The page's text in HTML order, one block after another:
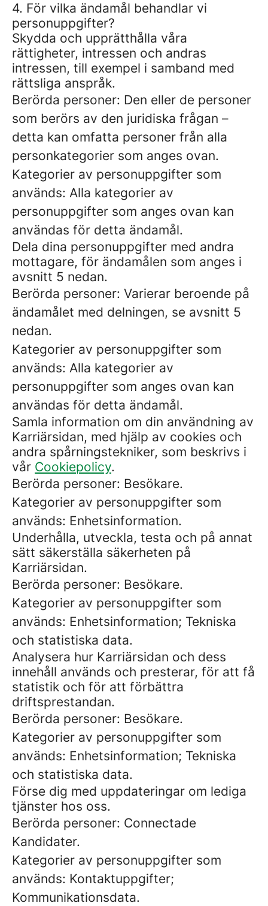
4. För vilka ändamål behandlar vi
personuppgifter?
Skydda och upprätthålla våra
rättigheter, intressen och andras
intressen, till exempel i samband med
rättsliga anspråk.
Berörda personer: Den eller de personer
som berörs av den juridiska frågan –
detta kan omfatta personer från alla
personkategorier som anges ovan.
Kategorier av personuppgifter som
används: Alla kategorier av
personuppgifter som anges ovan kan
användas för detta ändamål.
Dela dina personuppgifter med andra
mottagare, för ändamålen som anges i
avsnitt 5 nedan.
Berörda personer: Varierar beroende på
ändamålet med delningen, se avsnitt 5
nedan.
Kategorier av personuppgifter som
används: Alla kategorier av
personuppgifter som anges ovan kan
användas för detta ändamål.
Samla information om din användning av
Karriärsidan, med hjälp av cookies och
andra spårningstekniker, som beskrivs i
vår Cookiepolicy.
Berörda personer: Besökare.
Kategorier av personuppgifter som
används: Enhetsinformation.
Underhålla, utveckla, testa och på annat
sätt säkerställa säkerheten på
Karriärsidan.
Berörda personer: Besökare.
Kategorier av personuppgifter som
används: Enhetsinformation; Tekniska
och statistiska data.
Analysera hur Karriärsidan och dess
innehåll används och presterar, för att få
statistik och för att förbättra
driftsprestandan.
Berörda personer: Besökare.
Kategorier av personuppgifter som
används: Enhetsinformation; Tekniska
och statistiska data.
Förse dig med uppdateringar om lediga
tjänster hos oss.
Berörda personer: Connectade
Kandidater.
Kategorier av personuppgifter som
används: Kontaktuppgifter;
Kommunikationsdata.